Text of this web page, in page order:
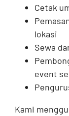
Cetak
lokasi
Sewa
event
Kami